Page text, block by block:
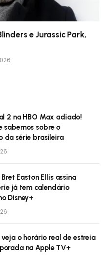
e Jurassic Park,
2 na HBO Max adiado!
sabemos sobre o
da série brasileira
Easton Ellis assina
já tem calendário
Disney+
veja o horário real de estreia
na Apple TV+